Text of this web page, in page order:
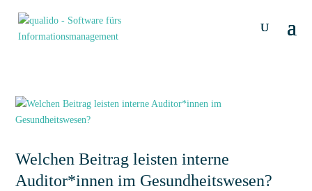
Welchen Beitrag leisten interne
Auditor*innen im Gesundheitswesen?